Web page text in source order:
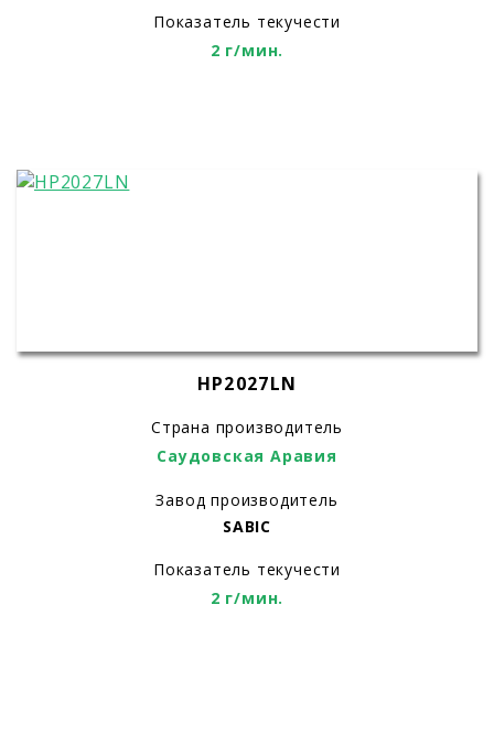
Показатель текучести
2 г/мин.
HP2027LN
Страна производитель
Саудовская Аравия
Завод производитель
SABIC
Показатель текучести
2 г/мин.